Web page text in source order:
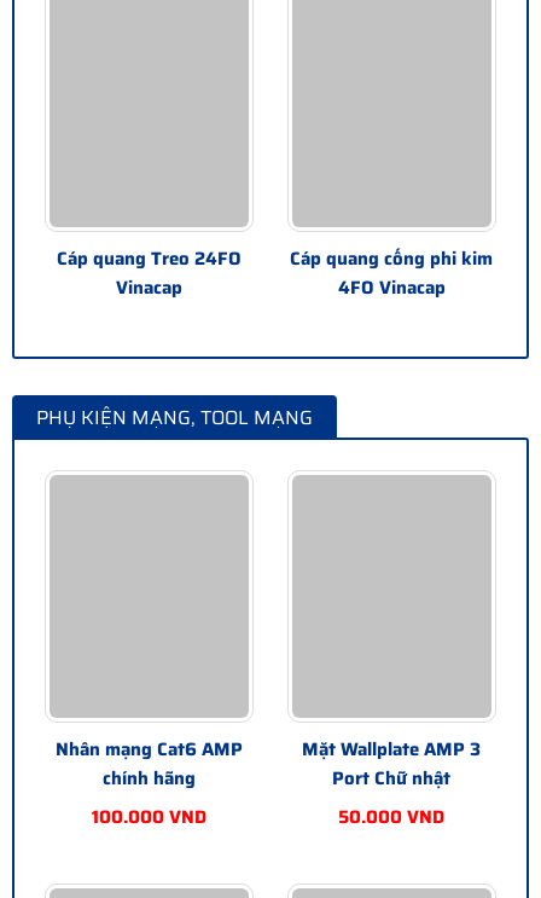
Cáp quang Treo 24FO
Vinacap
Cáp quang cống phi kim
4FO Vinacap
PHỤ KIỆN MẠNG, TOOL MẠNG
Nhân mạng Cat6 AMP
chính hãng
100.000 VND
Mặt Wallplate AMP 3
Port Chữ nhật
50.000 VND